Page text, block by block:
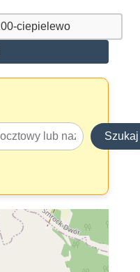
Szukaj